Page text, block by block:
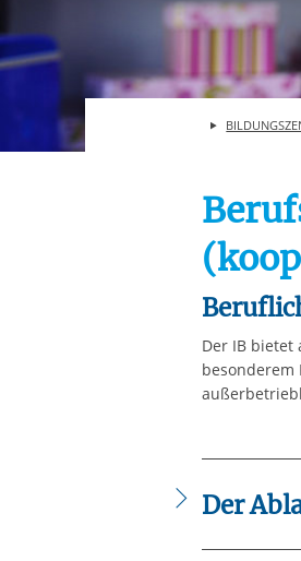
Der IB bietet
besonderem
Der